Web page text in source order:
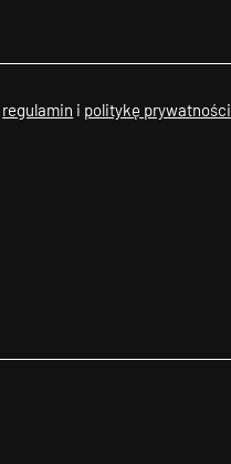
regulamin i politykę prywatności